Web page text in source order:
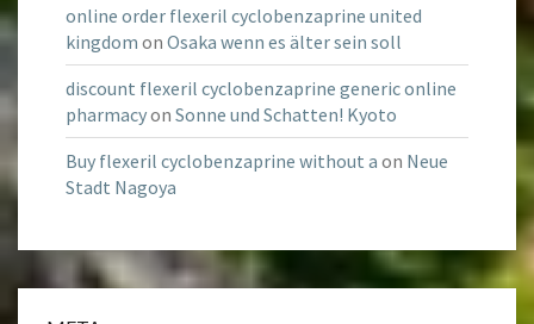
online order flexeril cyclobenzaprine united
kingdom on Osaka wenn es älter sein soll
discount flexeril cyclobenzaprine generic online
pharmacyon Sonne und Schatten! Kyoto
Buy flexeril cyclobenzaprine without a on Neue
Stadt Nagoya